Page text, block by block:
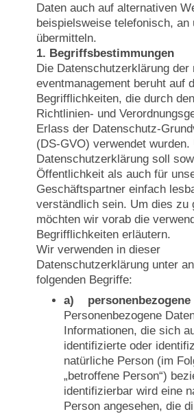
Daten auch auf alternativen
beispielsweise telefonisch, an
übermitteln.
1. Begriffsbestimmungen
Die Datenschutzerklärung der
eventmanagement beruht auf
Begrifflichkeiten, die durch
Richtlinien- und
Erlass der Datenschutz-
(DS-GVO) verwendet wurden.
Datenschutzerklärung soll
Öffentlichkeit als auch für
Geschäftspartner einfach
verständlich sein. Um dies zu
möchten wir vorab die
Begrifflichkeiten erläutern.
Wir verwenden in dieser
Datenschutzerklärung unter
folgenden Begriffe:
a) personenbezogene
Personenbezogene
Informationen, die sich
identifizierte oder
natürliche Person (im
„betroffene Person“)
identifizierbar wird eine
Person angesehen, die